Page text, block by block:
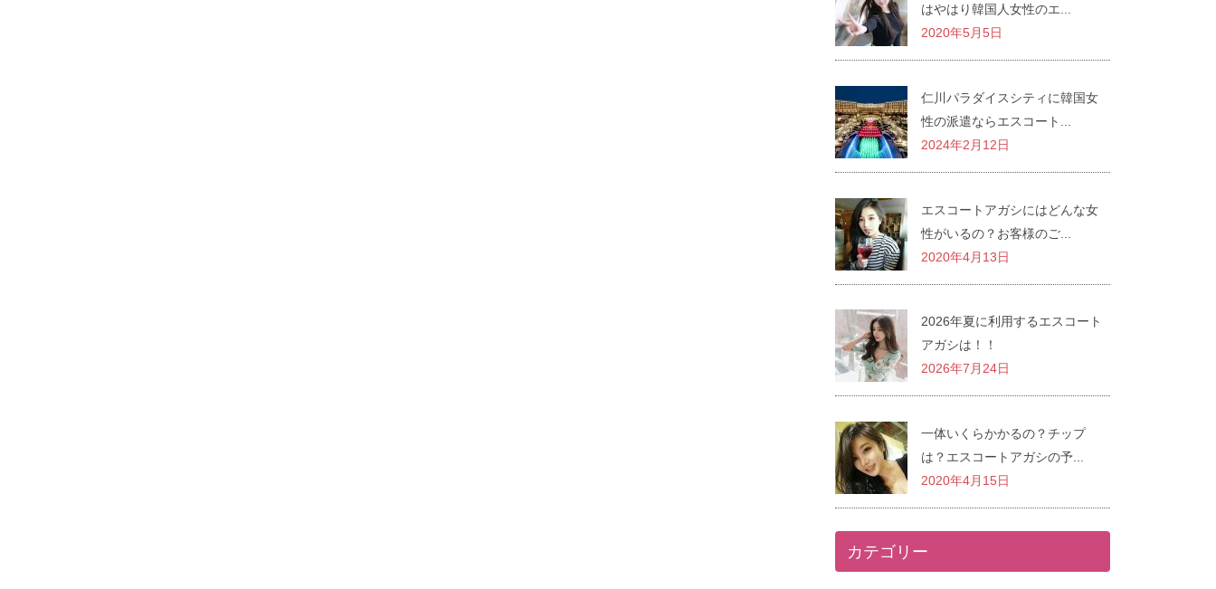
はやはり韓国人女性のエ...
2020年5月5日
仁川パラダイスシティに韓国女
性の派遣ならエスコート...
2024年2月12日
エスコートアガシにはどんな女
性がいるの？お客様のご...
2020年4月13日
2026年夏に利用するエスコート
アガシは！！
2026年7月24日
一体いくらかかるの？チップ
は？エスコートアガシの予...
2020年4月15日
カテゴリー